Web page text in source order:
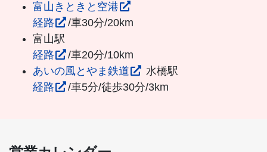
富山きときと空港
経路
/車30分/20km
富山駅
経路
/車20分/10km
あいの風とやま鉄道
水橋駅
経路
/車5分/徒歩30分/3km